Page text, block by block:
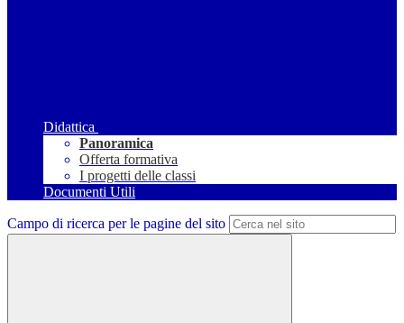
Didattica
Panoramica
Offerta formativa
I progetti delle classi
Documenti Utili
Campo di ricerca per le pagine del sito